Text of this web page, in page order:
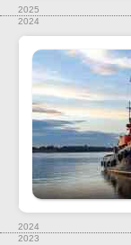
2025
2024
2024
2023